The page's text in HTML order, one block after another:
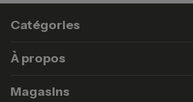
Catégories
À propos
Magasins